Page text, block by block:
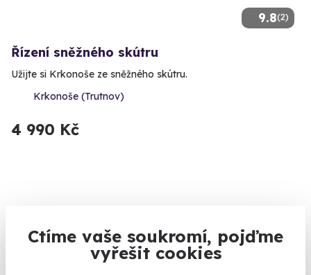
Ctíme vaše soukromí, pojďme
vyřešit cookies
9.8(2)
Řízení sněžného skútru
Užijte si Krkonoše ze sněžného skútru.
Krkonoše (Trutnov)
4 990 Kč